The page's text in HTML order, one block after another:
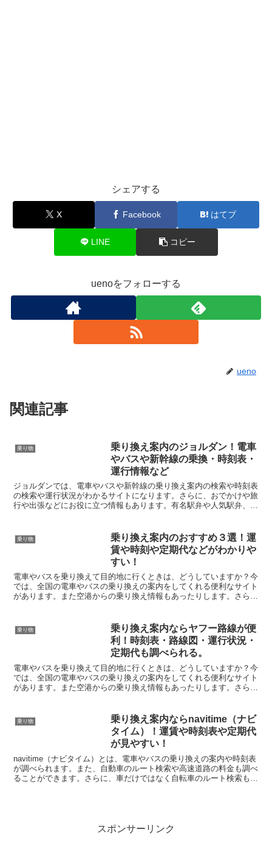
シェアする
X Facebook はてブ
LINE コピー
uenoをフォローする
ueno
関連記事
乗り物
乗り換え案内のジョルダン！電車
やバスや新幹線の乗換・時刻表・
運行情報など
ジョルダンでは、電車やバスや新幹線の乗り換え案内の検索や時刻表
の検索や運行状況がわかるサイトになります。さらに、おでかけや旅
行や出張などにお役に立つ情報もあります。有名駅弁や人気駅弁、限
乗り物
乗り換え案内のおすすめ３選！運
賃や時刻や定期代などがわかりや
すい！
電車やバスを乗り換えて目的地に行くときは、どうしていますか？今
では、全国の電車やバスの乗り換えの案内をしてくれる便利なサイト
があります。また空港からの乗り換え情報もあったりします。さらに
乗り物
乗り換え案内ならヤフー路線が便
利！時刻表・路線図・運行状況・
定期代も調べられる。
電車やバスを乗り換えて目的地に行くときは、どうしていますか？今
では、全国の電車やバスの乗り換えの案内をしてくれる便利なサイト
があります。また空港からの乗り換え情報もあったりします。さらに
乗り物
乗り換え案内ならnavitime（ナビ
タイム）！運賃や時刻表や定期代
が見やすい！
navitime（ナビタイム）とは、電車やバスの乗り換えの案内や時刻表
が調べられます。また、自動車のルート検索や高速道路の料金も調べ
ることができます。さらに、車だけではなく自転車のルート検索もあ
スポンサーリンク